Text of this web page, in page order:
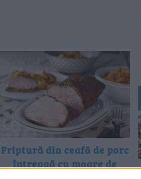
Friptură din ceafă de porc
întreagă cu moare de